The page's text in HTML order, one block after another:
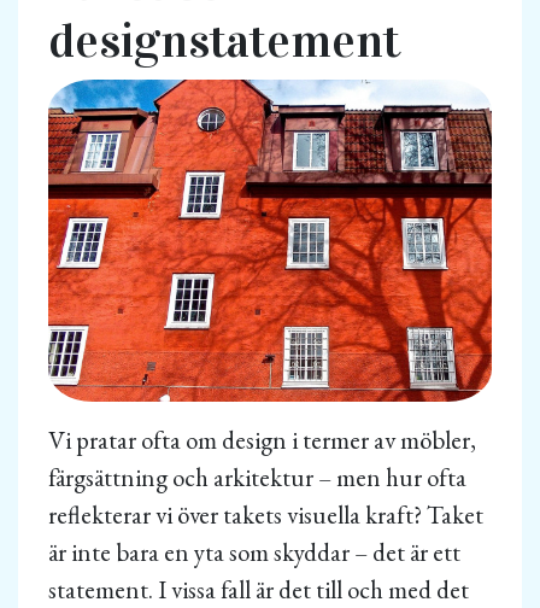
designstatement
Vi pratar ofta om design i termer av möbler,
färgsättning och arkitektur – men hur ofta
reflekterar vi över takets visuella kraft? Taket
är inte bara en yta som skyddar – det är ett
statement. I vissa fall är det till och med det